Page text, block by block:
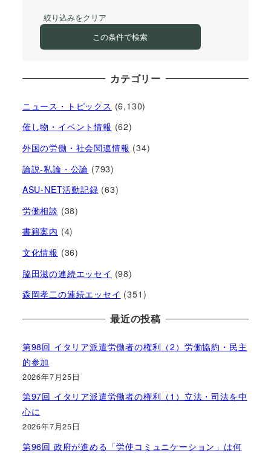
絞り込みをクリア
この条件で検索
カテゴリー
ニュース・トピックス (6,130)
催し物・イベント情報 (62)
外国の労働・社会関連情報 (34)
論説-私論・公論 (793)
ASU-NET活動記録 (63)
労働相談 (38)
書籍案内 (4)
文化情報 (36)
脇田滋の連続エッセイ (98)
森岡孝二の連続エッセイ (351)
最近の投稿
第98回 イタリア派遣労働者の権利（2）労働協約・民主
的参加
2026年7月25日
第97回 イタリア派遣労働者の権利（1）立法・司法を中
心に
2026年7月25日
第96回 政府が進める「労使コミュニケーション」は何